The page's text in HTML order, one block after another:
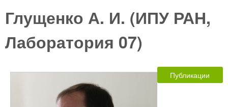
Глущенко А. И. (ИПУ РАН,
Лаборатория 07)
Публикации